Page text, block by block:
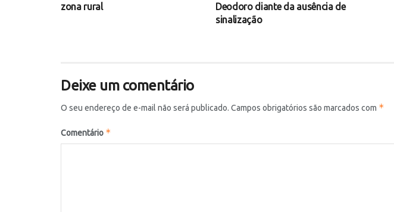
zona rural
Deodoro diante da ausência de
sinalização
Deixe um comentário
O seu endereço de e-mail não será publicado. Campos obrigatórios são marcados com *
Comentário *